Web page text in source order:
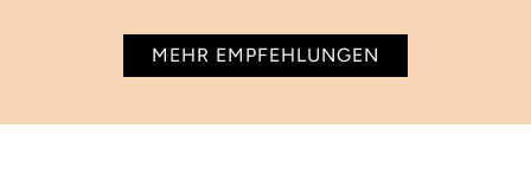
MEHR EMPFEHLUNGEN